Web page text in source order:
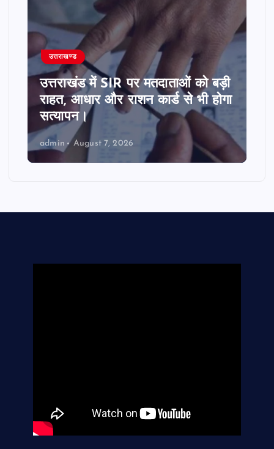
उत्तराखण्ड
उत्तराखंड में SIR पर मतदाताओं को बड़ी
राहत, आधार और राशन कार्ड से भी होगा
सत्यापन।
admin August 7, 2026